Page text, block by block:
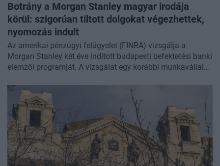
Botrány a Morgan Stanley magyar irodája
körül: szigorúan tiltott dolgokat végezhettek,
nyomozás indult
Az amerikai pénzügyi felügyelet (FINRA) vizsgálja a
Morgan Stanley két éve indított budapesti befektetési banki
elemzői programját. A vizsgálat egy korábbi munkavállaló
budapesti elemzők megfelelő engedélyek nélkül végeztek
olyan tevékenységeket, amelyekhez az Egyesült
Államokban és az Egyesült Királyságban licenc szükséges -
írta a
Wall Street Journal.